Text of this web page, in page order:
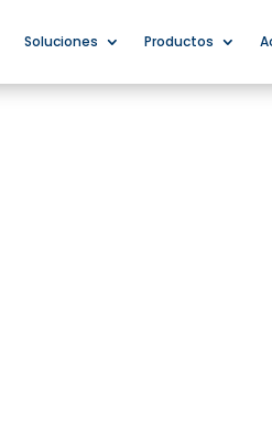
Soluciones Productos